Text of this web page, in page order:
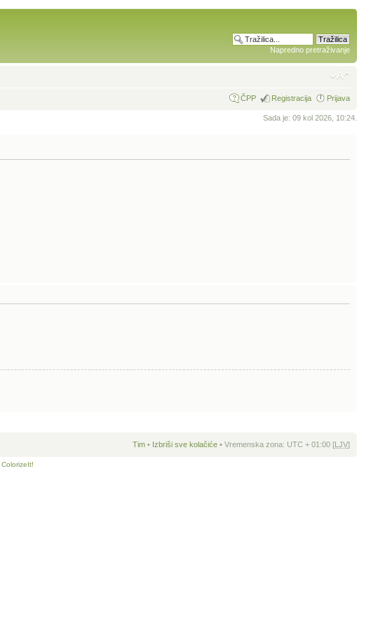
Napredno pretraživanje
ČPP Registracija Prijava
Sada je: 09 kol 2026, 10:24.
Tim • Izbriši sve kolačiće • Vremenska zona: UTC + 01:00 [LJV]
ColorizeIt!